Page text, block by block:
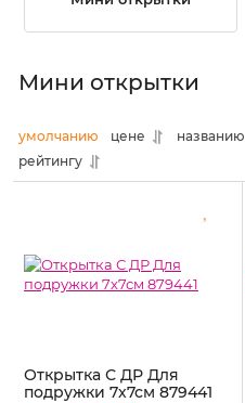
Мини открытки
умолчанию цене
названию
рейтингу
Открытка С ДР Для
подружки 7х7см 879441